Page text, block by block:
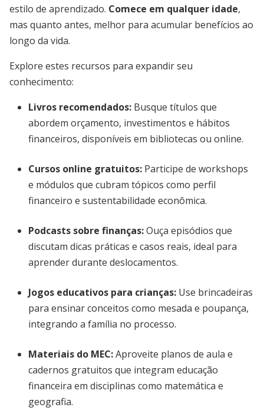
estilo de aprendizado. Comece em qualquer idade,
mas quanto antes, melhor para acumular benefícios ao
longo da vida.
Explore estes recursos para expandir seu
conhecimento:
Livros recomendados: Busque títulos que
abordem orçamento, investimentos e hábitos
financeiros, disponíveis em bibliotecas ou online.
Cursos online gratuitos: Participe de workshops
e módulos que cubram tópicos como perfil
financeiro e sustentabilidade econômica.
Podcasts sobre finanças:Ouça episódios que
discutam dicas práticas e casos reais, ideal para
aprender durante deslocamentos.
Jogos educativos para crianças: Use brincadeiras
para ensinar conceitos como mesada e poupança,
integrando a família no processo.
Materiais do MEC:Aproveite planos de aula e
cadernos gratuitos que integram educação
financeira em disciplinas como matemática e
geografia.